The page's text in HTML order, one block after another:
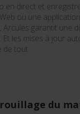
en direct et
ou une
Arcules garantit une
Et les mises à jour
de tout.
du